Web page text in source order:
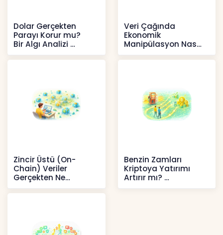
Dolar Gerçekten
Parayı Korur mu?
Bir Algı Analizi
İçerikler
Veri Çağında
Ekonomik
Manipülasyon Nasıl
Şekil Değiştirdi?
İçerikler
Zincir Üstü (On-
Chain) Veriler
Gerçekten Ne
Anlatır?
Kripto
Benzin Zamları
Kriptoya Yatırımı
Artırır mı?
Kripto